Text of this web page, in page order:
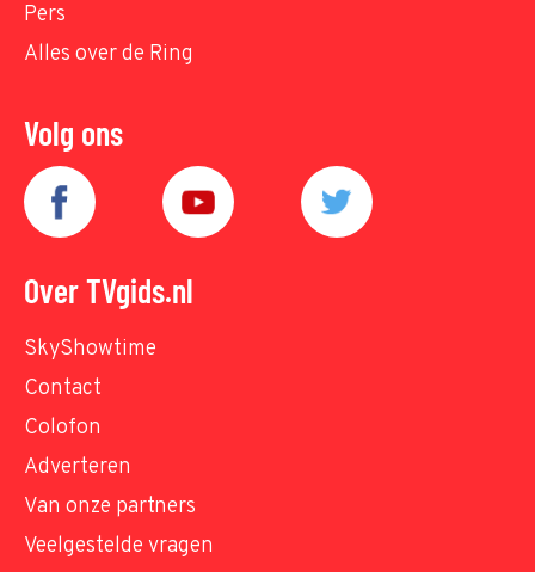
Pers
Alles over de Ring
Volg ons
Over TVgids.nl
SkyShowtime
Contact
Colofon
Adverteren
Van onze partners
Veelgestelde vragen